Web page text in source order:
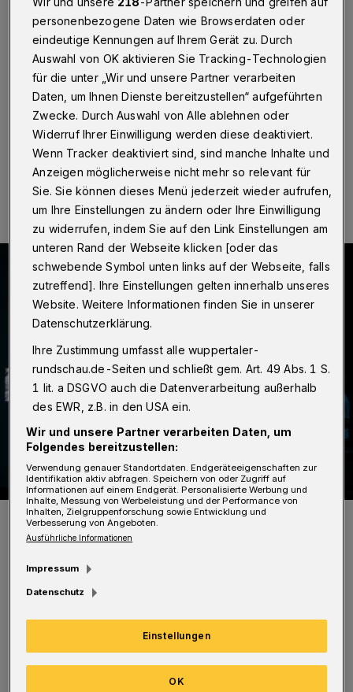
Wuppertal·Noch bis Montag (29. Februar 2016)
können sich Ensembles, in denen Kinder, Jugendliche
und auch junge Erwachsene Theater spielen,
Tanztheater oder Musicals auf die Bühne bringen, für
das diesjährige Junge Theaterfestival Wuppertal
anmelden.
23.02.2016 , 11:49 Uhr Eine Minute Lesezeit
"Ich sehe was, was Du nicht siehst" der GGS Nützenberg.
A
ngesprochen sind theaterbegeisterte
Gruppen aller Schulformen in und um
Wuppertal, aber auch Jugend- und
personenbezogene Daten wie Browserdaten oder
eindeutige Kennungen auf Ihrem Gerät zu. Durch
Auswahl von OK aktivieren Sie Tracking-Technologien
für die unter „Wir und unsere Partner verarbeiten
Daten, um Ihnen Dienste bereitzustellen“ aufgeführten
Zwecke. Durch Auswahl von Alle ablehnen oder
Widerruf Ihrer Einwilligung werden diese deaktiviert.
Wenn Tracker deaktiviert sind, sind manche Inhalte und
Anzeigen möglicherweise nicht mehr so relevant für
Sie. Sie können dieses Menü jederzeit wieder aufrufen,
um Ihre Einstellungen zu ändern oder Ihre Einwilligung
zu widerrufen, indem Sie auf den Link Einstellungen am
unteren Rand der Webseite klicken [oder das
schwebende Symbol unten links auf der Webseite, falls
zutreffend]. Ihre Einstellungen gelten innerhalb unseres
Website. Weitere Informationen finden Sie in unserer
Datenschutzerklärung.
Ihre Zustimmung umfasst alle wuppertaler-
rundschau.de-Seiten und schließt gem. Art. 49 Abs. 1 S.
1 lit. a DSGVO auch die Datenverarbeitung außerhalb
des EWR, z.B. in den USA ein.
Wir und unsere Partner verarbeiten Daten, um
Folgendes bereitzustellen:
Verwendung genauer Standortdaten. Endgeräteeigenschaften zur
Identifikation aktiv abfragen. Speichern von oder Zugriff auf
Informationen auf einem Endgerät. Personalisierte Werbung und
Inhalte, Messung von Werbeleistung und der Performance von
Inhalten, Zielgruppenforschung sowie Entwicklung und
Verbesserung von Angeboten.
Ausführliche Informationen
Impressum
Datenschutz
Einstellungen
OK